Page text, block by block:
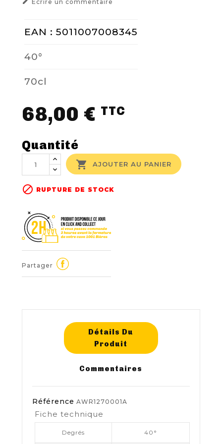
Ecrire un commentaire
EAN : 5011007008345
40°
70cl
68,00 € TTC
Quantité
 AJOUTER AU PANIER
 RUPTURE DE STOCK
Partager
Détails Du
Produit
Commentaires
Référence AWR1270001A
Fiche technique
Degrés 40°